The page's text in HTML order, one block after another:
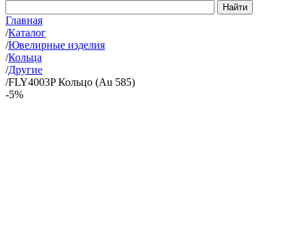
Главная
/Каталог
/Ювелирные изделия
/Кольца
/Другие
/FLY4003P Кольцо (Au 585)
-5%